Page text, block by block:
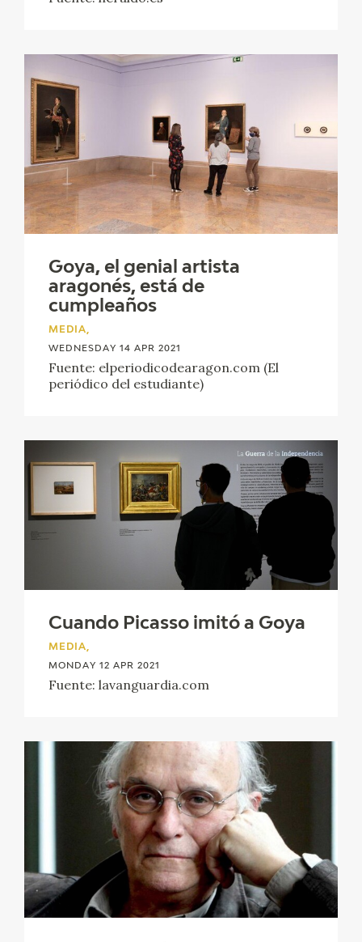
Goya, el genial artista
aragonés, está de
cumpleaños
MEDIA,
WEDNESDAY 14 APR 2021
Fuente: elperiodicodearagon.com (El
periódico del estudiante)
Cuando Picasso imitó a Goya
MEDIA,
MONDAY 12 APR 2021
Fuente: lavanguardia.com